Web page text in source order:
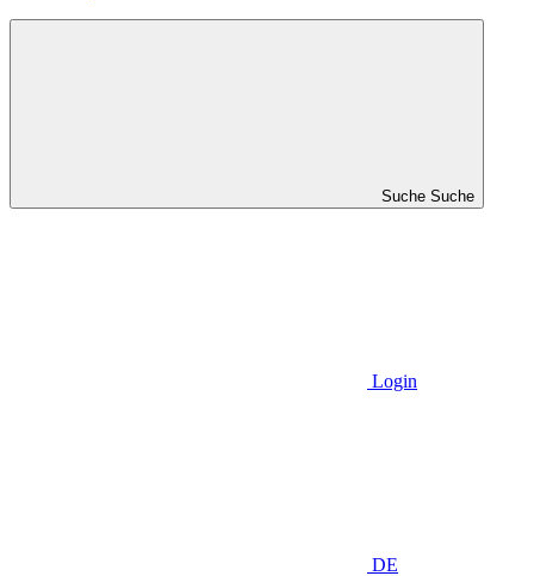
Suche Suche
Login
DE